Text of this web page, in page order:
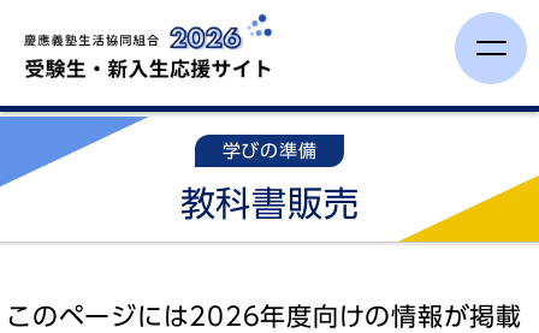
受験生・保護者の方へ
学びの準備
教科書販売
このページには2026年度向けの情報が掲載